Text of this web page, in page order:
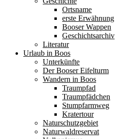
Ortsname
erste Erwähnung
Booser Wappen
Geschichtsarchiv
Literatur
Urlaub in Boos
Unterkünfte
Der Booser Eifelturm
Wandern in Boos
Traumpfad
Traumpfädchen
Stumpfarmweg
Kratertour
Naturschutzgebiet
Naturwaldreservat